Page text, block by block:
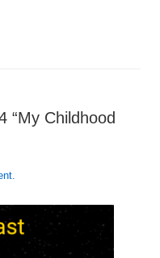
“My Childhood